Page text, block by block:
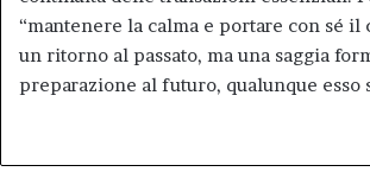
“mantenere la calma e portare con sé il
un ritorno al passato, ma una saggia
preparazione al futuro, qualunque esso